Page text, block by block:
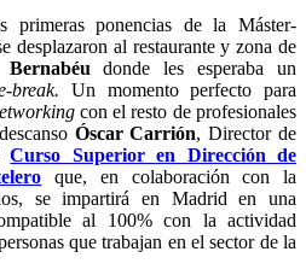
primeras ponencias de la Máster-
desplazaron al restaurante y zona de
donde les esperaba un
break. Un momento perfecto para
con el resto de profesionales
Óscar Carrión, Director de
Curso Superior en Dirección de
que, en colaboración con la
se impartirá en Madrid en una
al 100% con la actividad
que trabajan en el sector de la